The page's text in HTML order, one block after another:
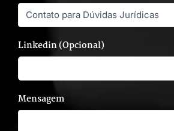
Linkedin (Opcional)
Mensagem